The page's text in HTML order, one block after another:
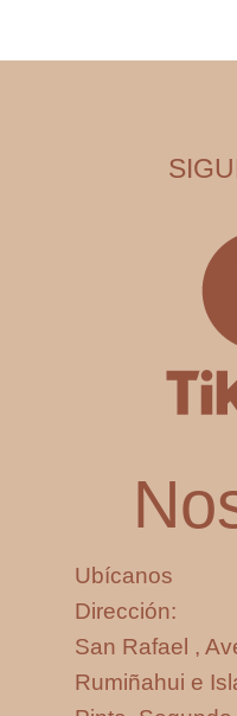
Ubícanos
Dirección:
San Rafael ,
Rumiñahui e